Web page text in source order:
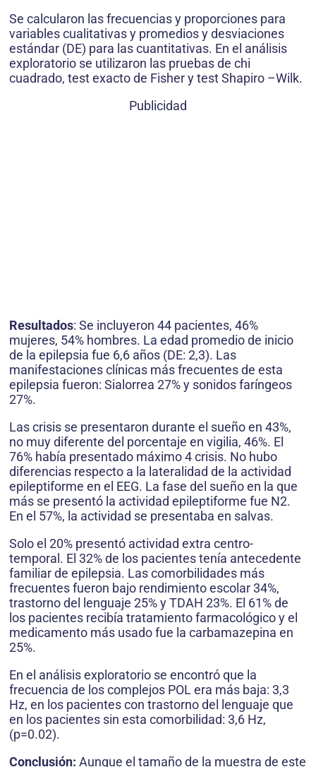
Se calcularon las frecuencias y proporciones para
variables cualitativas y promedios y desviaciones
estándar (DE) para las cuantitativas. En el análisis
exploratorio se utilizaron las pruebas de chi
cuadrado, test exacto de Fisher y test Shapiro –Wilk.
Publicidad
Resultados: Se incluyeron 44 pacientes, 46%
mujeres, 54% hombres. La edad promedio de inicio
de la epilepsia fue 6,6 años (DE: 2,3). Las
manifestaciones clínicas más frecuentes de esta
epilepsia fueron: Sialorrea 27% y sonidos faríngeos
27%.
Las crisis se presentaron durante el sueño en 43%,
no muy diferente del porcentaje en vigilia, 46%. El
76% había presentado máximo 4 crisis. No hubo
diferencias respecto a la lateralidad de la actividad
epileptiforme en el EEG. La fase del sueño en la que
más se presentó la actividad epileptiforme fue N2.
En el 57%, la actividad se presentaba en salvas.
Solo el 20% presentó actividad extra centro-
temporal. El 32% de los pacientes tenía antecedente
familiar de epilepsia. Las comorbilidades más
frecuentes fueron bajo rendimiento escolar 34%,
trastorno del lenguaje 25% y TDAH 23%. El 61% de
los pacientes recibía tratamiento farmacológico y el
medicamento más usado fue la carbamazepina en
25%.
En el análisis exploratorio se encontró que la
frecuencia de los complejos POL era más baja: 3,3
Hz, en los pacientes con trastorno del lenguaje que
en los pacientes sin esta comorbilidad: 3,6 Hz,
(p=0.02).
Conclusión: Aunque el tamaño de la muestra de este